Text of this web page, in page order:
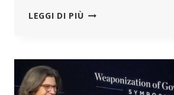
LEGGI DI PIÙI
UCRAINA
PER